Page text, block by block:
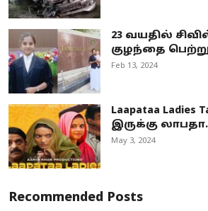
23 வயதில்
குழந்தை
Feb 13, 2024
Laapataa Ladies
இருக்கு
May 3, 2024
Recommended Posts